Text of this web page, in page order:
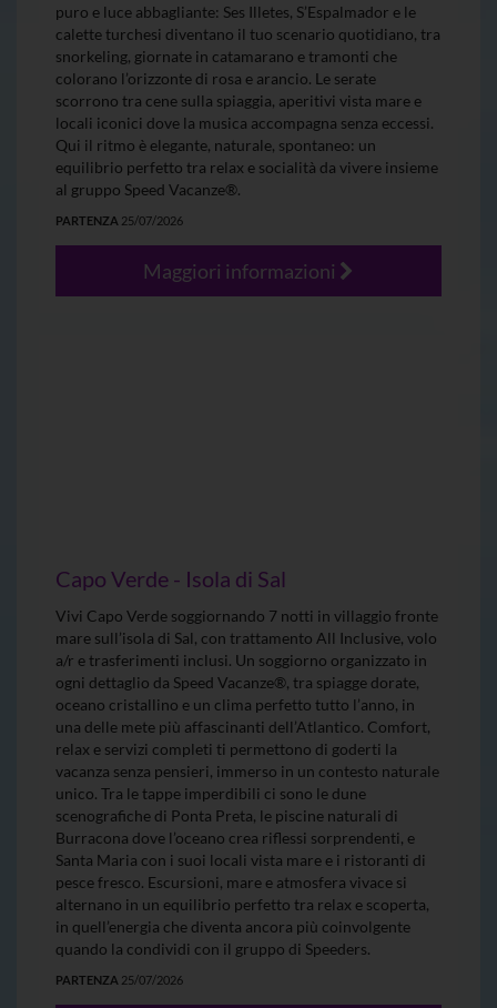
puro e luce abbagliante: Ses Illetes, S’Espalmador e le
calette turchesi diventano il tuo scenario quotidiano, tra
snorkeling, giornate in catamarano e tramonti che
colorano l’orizzonte di rosa e arancio. Le serate
scorrono tra cene sulla spiaggia, aperitivi vista mare e
locali iconici dove la musica accompagna senza eccessi.
Qui il ritmo è elegante, naturale, spontaneo: un
equilibrio perfetto tra relax e socialità da vivere insieme
al gruppo Speed Vacanze®.
PARTENZA 25/07/2026
Maggiori informazioni
Capo Verde - Isola di Sal
Vivi Capo Verde soggiornando 7 notti in villaggio fronte
mare sull’isola di Sal, con trattamento All Inclusive, volo
a/r e trasferimenti inclusi. Un soggiorno organizzato in
ogni dettaglio da Speed Vacanze®, tra spiagge dorate,
oceano cristallino e un clima perfetto tutto l’anno, in
una delle mete più affascinanti dell’Atlantico. Comfort,
relax e servizi completi ti permettono di goderti la
vacanza senza pensieri, immerso in un contesto naturale
unico. Tra le tappe imperdibili ci sono le dune
scenografiche di Ponta Preta, le piscine naturali di
Burracona dove l’oceano crea riflessi sorprendenti, e
Santa Maria con i suoi locali vista mare e i ristoranti di
pesce fresco. Escursioni, mare e atmosfera vivace si
alternano in un equilibrio perfetto tra relax e scoperta,
in quell’energia che diventa ancora più coinvolgente
quando la condividi con il gruppo di Speeders.
PARTENZA 25/07/2026